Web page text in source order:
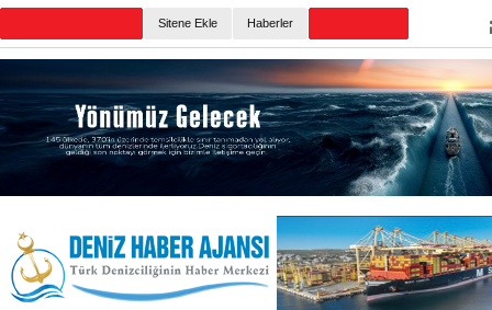
Sitene Ekle Haberler
Tatil